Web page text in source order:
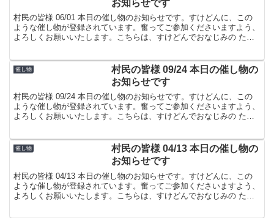
お知らせです
村民の皆様 06/01 本日の催し物のお知らせです。すけどんに、この
ような催し物が登録されています。奮ってご参加くださいますよう、
よろしくお願いいたします。こちらは、すけどんでおなじみの たま
催し物
村民の皆様 09/24 本日の催し物の
お知らせです
村民の皆様 09/24 本日の催し物のお知らせです。すけどんに、この
ような催し物が登録されています。奮ってご参加くださいますよう、
よろしくお願いいたします。こちらは、すけどんでおなじみの たま
催し物
村民の皆様 04/13 本日の催し物の
お知らせです
村民の皆様 04/13 本日の催し物のお知らせです。すけどんに、この
ような催し物が登録されています。奮ってご参加くださいますよう、
よろしくお願いいたします。こちらは、すけどんでおなじみの たま